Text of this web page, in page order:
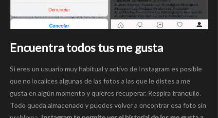
Encuentra todos tus me gusta
Si eres un usuario muy habitual y activo de Instagram es posible
que no localices algunas de las fotos a las que le distes a me
gusta en algún momento y quieres recuperar. Respira tranquilo.
Todo queda almacenado y puedes volver a encontrar esa foto sin